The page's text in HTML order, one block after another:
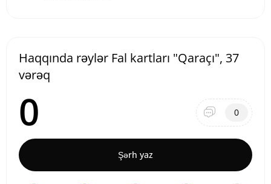
Haqqında rəylər Fal kartları "Qaraçı", 37
vərəq
0 0
Şərh yaz